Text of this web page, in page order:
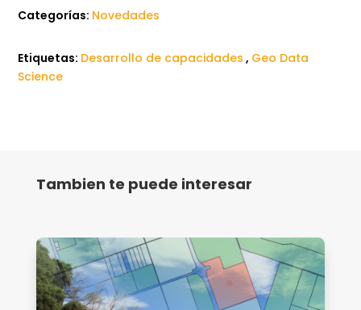
Categorías: Novedades
Etiquetas: Desarrollo de capacidades , Geo Data
Science
Tambien te puede interesar